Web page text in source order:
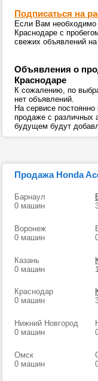
Подписаться на
Если Вам необходимо
Краснодаре с
свежих объявлений на
Объявления о
Краснодаре
К сожалению, по
нет объявлений.
На сервисе
продаже с различных
будущем будут
Продажа Honda
Барнаул
0 машин
Воронеж
0 машин
Казань
0 машин
Краснодар
0 машин
Нижний Новгород
0 машин
Омск
0 машин